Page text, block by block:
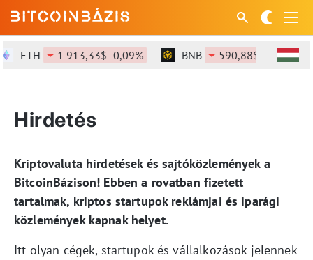
ETH 1 913,33$ -0,09% BNB 590,88$ -0,4%
Hirdetés
Kriptovaluta hirdetések és sajtóközlemények a
BitcoinBázison! Ebben a rovatban fizetett
tartalmak, kriptos startupok reklámjai és iparági
közlemények kapnak helyet.
Itt olyan cégek, startupok és vállalkozások jelennek